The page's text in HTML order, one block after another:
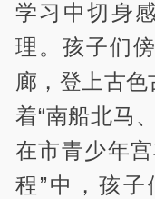
学习中切身
理。孩子们
廊，登上古
着“南船北马
在市青少年
程”中，孩